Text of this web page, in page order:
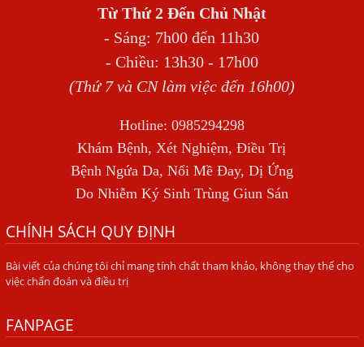
Địa Chỉ Điều Trị Bệnh Sán Dây Uy Tín Tại Hà Nội
TỔNG QUAN VỀ NHIỄM GIUN LƯƠN
Đầu Hàng Vì Trị Nhiều Lần Không Khỏi
NHIỄM TRÙNG NÃO DO AMIP, VIÊM MÀNG NÃO DO AMIP
NGUYÊN PHÁT
Trị Bệnh Hôi Miệng Do Nhiễm Ký Sinh Trùng Giun Sán
Có Nên Quá Lo Lắng Khi Bị Ngứa Kéo Dài Do Nhiễm Giun
Đũa Chó Mèo?
Viêm Da Dị Ứng Kéo Dài Tôi Chỉ Mong Tìm Được Nguyên
Từ Thứ 2 Đến Chủ Nhật
- Sáng: 7h00 đến 11h30
- Chiều: 13h30 - 17h00
(Thứ 7 và CN làm việc đến 16h00)
Hotline: 0985294298
Khám Bệnh, Xét Nghiệm, Điều Trị
Bệnh Ngứa Da, Nổi Mề Đay, Dị Ứng
Do Nhiễm Ký Sinh Trùng Giun Sán
CHÍNH SÁCH QUY ĐỊNH
Bài viết của chúng tôi chỉ mang tính chất tham khảo, không thay thế cho
việc chẩn đoán và điều trị
FANPAGE